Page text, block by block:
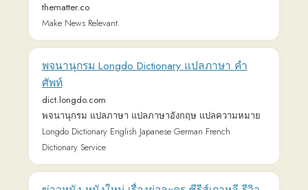
Community)
Tutorial Videos
Readlang Blog
Web Reader Extension &
Bookmarklet
Readlang for mobile
Landing Page
Supported Languages
Privacy Policy
Terms of Service
Pricing
User Testimonials
About & Contact